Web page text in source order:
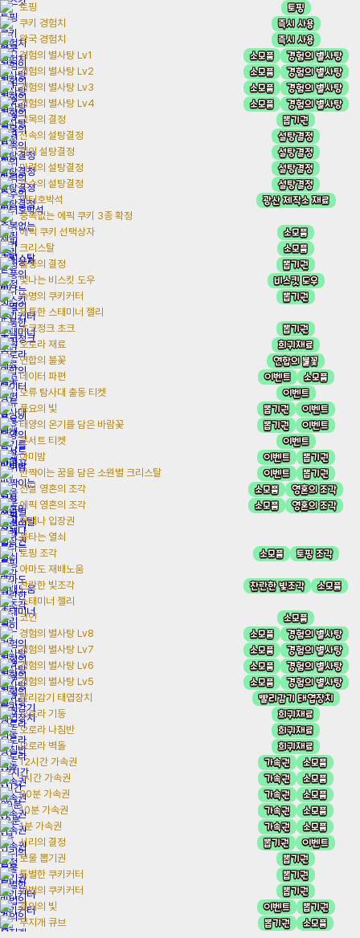
토핑 토핑
쿠키 경험치 즉시 사용
왕국 경험치 즉시 사용
경험의 별사탕 Lv1 소모품 경험의 별사탕
경험의 별사탕 Lv2 소모품 경험의 별사탕
경험의 별사탕 Lv3 소모품 경험의 별사탕
경험의 별사탕 Lv4 소모품 경험의 별사탕
고목의 결정 뽑기권
신속의 설탕결정 설탕결정
힘의 설탕결정 설탕결정
마력의 설탕결정 설탕결정
순수의 설탕결정 설탕결정
버터호박석 광산 제작소 재료
중복없는 에픽 쿠키 3종 확정
에픽 쿠키 선택상자
소모품
크리스탈 소모품
돌풍의 결정 뽑기권
빛나는 비스킷 도우 비스킷 도우
숙명의 쿠키커터 뽑기권
두툼한 스태미너 젤리
초코정크 초크
뽑기권
오로라 재료 희귀재료
연합의 불꽃 연합의 불꽃
데이터 파편 이벤트 소모품
오류 탐사대 출동 티켓 이벤트
풍요의 빛 뽑기권 이벤트
태양의 온기를 담은 바람꽃 뽑기권 이벤트
콘서트 티켓 이벤트
아미밤 이벤트 뽑기권
반짝이는 꿈을 담은 소원별 크리스탈 이벤트 뽑기권
전설 영혼의 조각 소모품 영혼의 조각
에픽 영혼의 조각 소모품 영혼의 조각
아레나 입장권
불타는 열쇠
토핑 조각
소모품 토핑 조각
아마도 재배노움
찬란한 빛조각
찬란한 빛조각 소모품
스태미너 젤리
코인
소모품
경험의 별사탕 Lv8 소모품 경험의 별사탕
경험의 별사탕 Lv7 소모품 경험의 별사탕
경험의 별사탕 Lv6 소모품 경험의 별사탕
경험의 별사탕 Lv5 소모품 경험의 별사탕
빨리감기 태엽장치 빨리감기 태엽장치
오로라 기둥 희귀재료
오로라 나침반 희귀재료
오로라 벽돌 희귀재료
12시간 가속권 가속권 소모품
1시간 가속권 가속권 소모품
30분 가속권 가속권 소모품
10분 가속권 가속권 소모품
1분 가속권 가속권 소모품
서리의 결정 뽑기권 이벤트
보물 뽑기권 뽑기권
특별한 쿠키커터 뽑기권
마법의 쿠키커터 뽑기권
결의의 빛 이벤트 뽑기권
무지개 큐브 뽑기권 소모품